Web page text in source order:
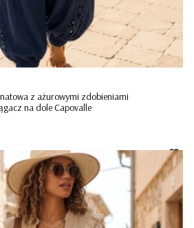
z ażurowymi zdobieniami
na dole Capovalle